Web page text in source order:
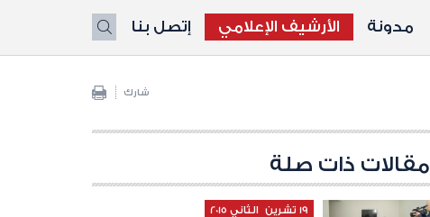
مدونة الأرشيف الإعلامي إتصل بنا X
شارك
مقالات ذات صلة
19 تشرين الثاني 2015